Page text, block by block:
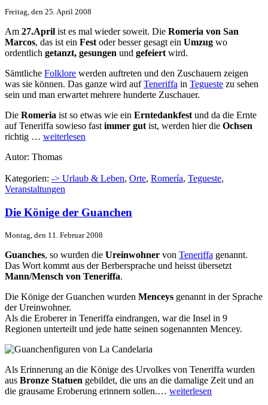
Freitag, den 25. April 2008
Am 27.April ist es mal wieder soweit. Die Romeria von San
Marcos, das ist ein Fest oder besser gesagt ein Umzug wo
ordentlich getanzt, gesungen und gefeiert wird.
Sämtliche Folklore werden auftreten und den Zuschauern zeigen
was sie können. Das ganze wird aufTeneriffa in Tegueste zu sehen
sein und man erwartet mehrere hunderte Zuschauer.
Die Romeria ist so etwas wie ein Erntedankfest und da die Ernte
auf Teneriffa sowieso fast immer gut ist, werden hier die Ochsen
richtig … weiterlesen
Autor: Thomas
Kategorien: -> Urlaub & Leben, Orte, Romerí­a, Tegueste,
Veranstaltungen
Die Könige der Guanchen
Montag, den 11. Februar 2008
Guanches, so wurden die Ureinwohner von Teneriffa genannt.
Das Wort kommt aus der Berbersprache und heisst übersetzt
Mann/Mensch von Teneriffa.
Die Könige der Guanchen wurden Menceys genannt in der Sprache
der Ureinwohner.
Als die Eroberer in Teneriffa eindrangen, war die Insel in 9
Regionen unterteilt und jede hatte seinen sogenannten Mencey.
Als Erinnerung an die Könige des Urvolkes von Teneriffa wurden
aus Bronze Statuen gebildet, die uns an die damalige Zeit und an
die grausame Eroberung erinnern sollen.… weiterlesen